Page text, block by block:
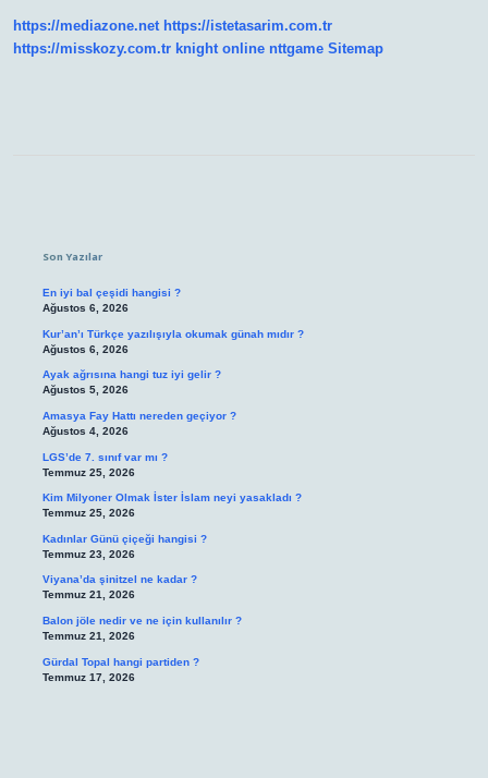
https://mediazone.net https://istetasarim.com.tr
https://misskozy.com.tr knight online nttgame Sitemap
Son Yazılar
En iyi bal çeşidi hangisi ?
Ağustos 6, 2026
Kur’an’ı Türkçe yazılışıyla okumak günah mıdır ?
Ağustos 6, 2026
Ayak ağrısına hangi tuz iyi gelir ?
Ağustos 5, 2026
Amasya Fay Hattı nereden geçiyor ?
Ağustos 4, 2026
LGS’de 7. sınıf var mı ?
Temmuz 25, 2026
Kim Milyoner Olmak İster İslam neyi yasakladı ?
Temmuz 25, 2026
Kadınlar Günü çiçeği hangisi ?
Temmuz 23, 2026
Viyana’da şinitzel ne kadar ?
Temmuz 21, 2026
Balon jöle nedir ve ne için kullanılır ?
Temmuz 21, 2026
Gürdal Topal hangi partiden ?
Temmuz 17, 2026